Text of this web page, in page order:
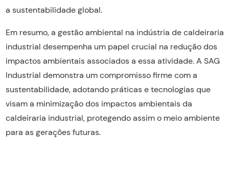
a sustentabilidade global.
Em resumo, a gestão ambiental na indústria de caldeiraria
industrial desempenha um papel crucial na redução dos
impactos ambientais associados a essa atividade. A SAG
Industrial demonstra um compromisso firme com a
sustentabilidade, adotando práticas e tecnologias que
visam a minimização dos impactos ambientais da
caldeiraria industrial, protegendo assim o meio ambiente
para as gerações futuras.